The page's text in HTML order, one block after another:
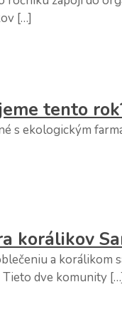
[…]
tento
s ekologickým
korálikov
a korálikom
Tieto dve komunity